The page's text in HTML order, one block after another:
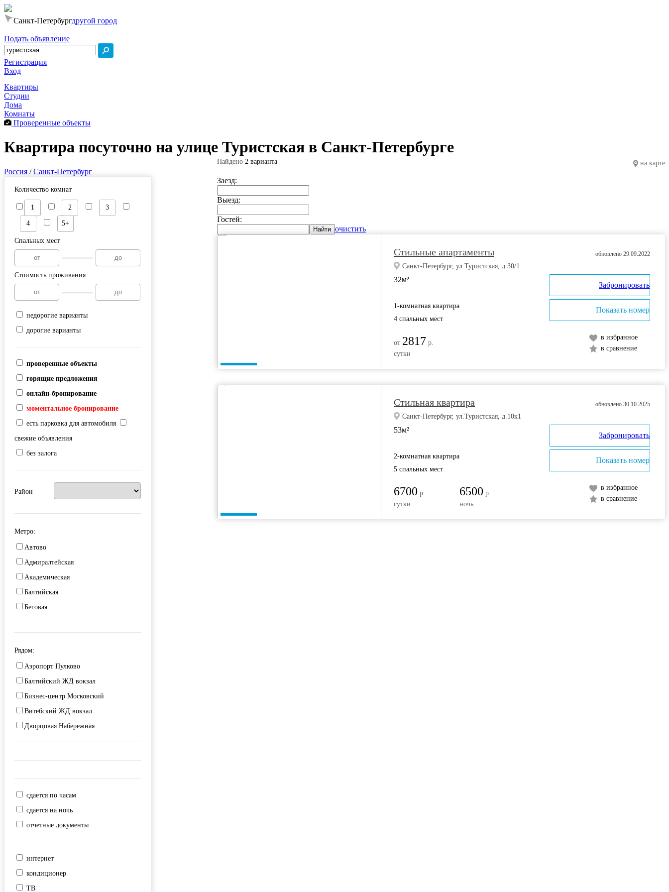
Санкт-Петербургдругой город
Подать объявление
Регистрация
Вход
Квартиры
Студии
Дома
Комнаты
Проверенные объекты
Квартира посуточно на улице Туристская в Санкт-Петербурге
Россия /Санкт-Петербург
Заезд:
Выезд:
Гостей:
Найти очистить
на карте
Найдено 2 варианта
Стильные апартаменты
Санкт-Петербург, ул.Туристская, д.30/1
32м²
1-комнатная квартира
4 спальных мест
от 2817 р.
сутки
обновлено 29.09.2022
в избранное
в сравнение
Забронировать
Показать номер
Стильная квартира
Санкт-Петербург, ул.Туристская, д.10к1
53м²
2-комнатная квартира
5 спальных мест
6700 р.
сутки
6500 р.
ночь
обновлено 30.10.2025
в избранное
в сравнение
Забронировать
Показать номер
Количество комнат
1 2 3
4 5+
Спальных мест
Стоимость проживания
недорогие варианты
дорогие варианты
проверенные объекты
горящие предложения
онлайн-бронирование
моментальное бронирование
есть парковка для автомобиля
свежие объявления
без залога
Район
Метро:
Автово
Адмиралтейская
Академическая
Балтийская
Беговая
Бухарестская
Владимирская
Волковская
Выборгская
Горьковская
Гостиный двор
Гражданский проспект
Девяткино
Звездная
Звенигородская
Комендантский проспект
Крестовский остров
Рядом:
Аэропорт Пулково
Балтийский ЖД вокзал
Бизнес-центр Московский
Витебский ЖД вокзал
Дворцовая Набережная
Дворцовая площадь
Исаакиевская площадь
Исаакиевский собор
Казанский собор
Мариинский театр
Морской вокзал
Московский ЖД вокзал
сдается по часам
сдается на ночь
отчетные документы
интернет
кондиционер
ТВ